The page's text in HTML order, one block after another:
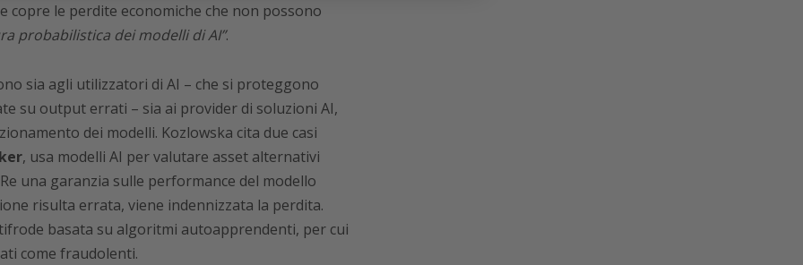
copre le perdite economiche che non possono
probabilistica dei modelli di AI”.
sia agli utilizzatori di AI – che si proteggono
su output errati – sia ai provider di soluzioni AI,
dei modelli. Kozlowska cita due casi
, usa modelli AI per valutare asset alternativi
una garanzia sulle performance del modello
risulta errata, viene indennizzata la perdita.
basata su algoritmi autoapprendenti, per cui
come fraudolenti.